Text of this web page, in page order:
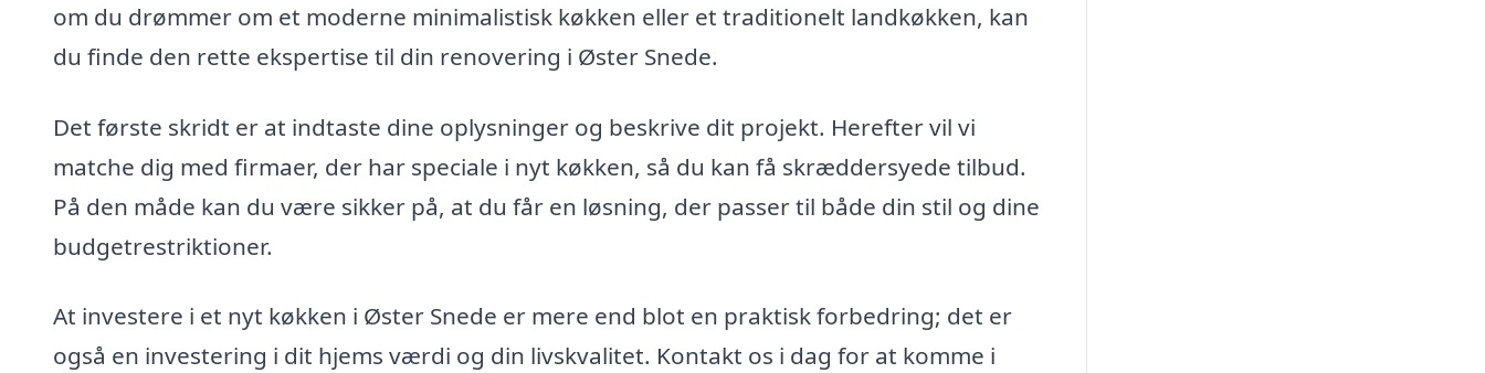
om du drømmer om et moderne minimalistisk køkken eller et traditionelt landkøkken, kan
du finde den rette ekspertise til din renovering i Øster Snede.
Det første skridt er at indtaste dine oplysninger og beskrive dit projekt. Herefter vil vi
matche dig med firmaer, der har speciale i nyt køkken, så du kan få skræddersyede tilbud.
På den måde kan du være sikker på, at du får en løsning, der passer til både din stil og dine
budgetrestriktioner.
At investere i et nyt køkken i Øster Snede er mere end blot en praktisk forbedring; det er
også en investering i dit hjems værdi og din livskvalitet. Kontakt os i dag for at komme i